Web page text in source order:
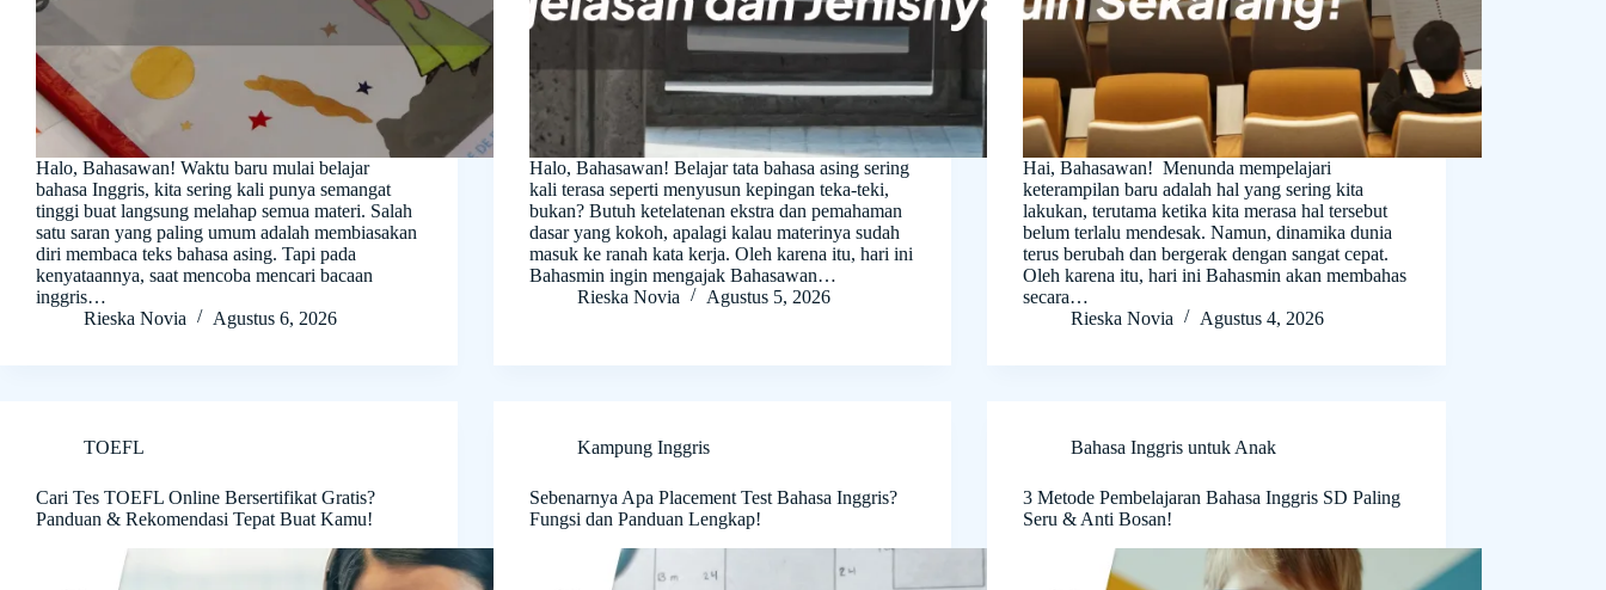
Halo, Bahasawan! Waktu baru mulai belajar
bahasa Inggris, kita sering kali punya semangat
tinggi buat langsung melahap semua materi. Salah
satu saran yang paling umum adalah membiasakan
diri membaca teks bahasa asing. Tapi pada
kenyataannya, saat mencoba mencari bacaan
inggris…
Rieska Novia
Agustus 6, 2026
Halo, Bahasawan! Belajar tata bahasa asing sering
kali terasa seperti menyusun kepingan teka-teki,
bukan? Butuh ketelatenan ekstra dan pemahaman
dasar yang kokoh, apalagi kalau materinya sudah
masuk ke ranah kata kerja. Oleh karena itu, hari ini
Bahasmin ingin mengajak Bahasawan…
Rieska Novia
Agustus 5, 2026
Hai, Bahasawan! Menunda mempelajari
keterampilan baru adalah hal yang sering kita
lakukan, terutama ketika kita merasa hal tersebut
belum terlalu mendesak. Namun, dinamika dunia
terus berubah dan bergerak dengan sangat cepat.
Oleh karena itu, hari ini Bahasmin akan membahas
secara…
Rieska Novia
Agustus 4, 2026
TOEFL
Cari Tes TOEFL Online Bersertifikat Gratis?
Panduan & Rekomendasi Tepat Buat Kamu!
Kampung Inggris
Sebenarnya Apa Placement Test Bahasa Inggris?
Fungsi dan Panduan Lengkap!
Bahasa Inggris untuk Anak
3 Metode Pembelajaran Bahasa Inggris SD Paling
Seru & Anti Bosan!